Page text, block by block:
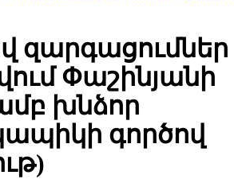
զարգացումներ
Փաշինյանի
խնձոր
գործով